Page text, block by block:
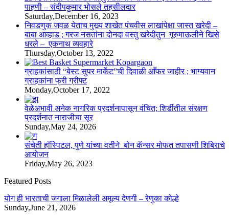
पाहणी – संदीपकुमार भोसले तहसीलदार
Saturday,December 16, 2023
निवडणुक जवळ येताच मुख्य शाखेत पंचवीस लाखांपेक्षा जास्त खरेदी –
बाबा आव्हाड ; गरज नसतांना दोनदा वस्तु खरेदीतुन गूरुमाऊलीने खिसे
धरले – एकनाथ व्यवहारे
Thursday,October 13, 2022
ग्राहकांसाठी “बेस्ट सुपर मार्केट”ची दिवाळी आॕफर जाहीर ; भाग्यवान
ग्राहकांना फ्री ग्रीफ्ट
Monday,October 17, 2022
वेळेअभावी अनेक नागरिक प्रदर्शनापासून वंचित; शिर्डीतील संरक्षण
प्रदर्शनात नाराजीचा सूर
Sunday,May 24, 2026
संचेती हॉस्पिटल, पुणे यांच्या वतीने बोन कॅन्सर मोफत तपासणी शिबिराचे
आयोजन
Friday,May 26, 2023
Featured Posts
योग ही भारताची जगाला मिळालेली अमूल्य देणगी – रेणुका कोल्हे
Sunday,June 21, 2026